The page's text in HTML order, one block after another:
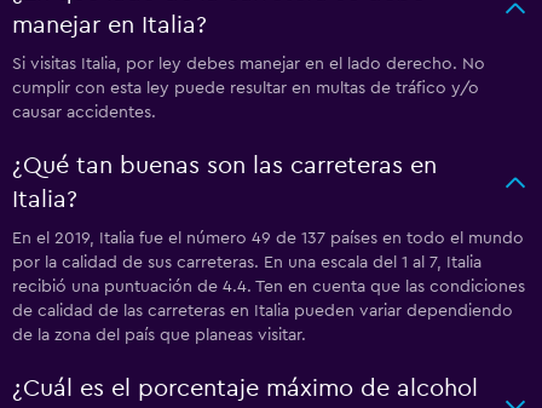
manejar en Italia?
Si visitas Italia, por ley debes manejar en el lado derecho. No
cumplir con esta ley puede resultar en multas de tráfico y/o
causar accidentes.
¿Qué tan buenas son las carreteras en
Italia?
En el 2019, Italia fue el número 49 de 137 países en todo el mundo
por la calidad de sus carreteras. En una escala del 1 al 7, Italia
recibió una puntuación de 4.4. Ten en cuenta que las condiciones
de calidad de las carreteras en Italia pueden variar dependiendo
de la zona del país que planeas visitar.
¿Cuál es el porcentaje máximo de alcohol